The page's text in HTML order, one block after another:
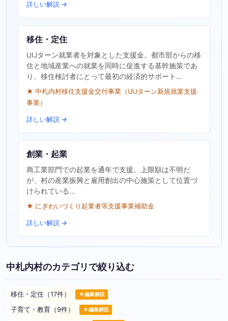
詳しい解説 →
移住・定住
UIJターン就業者を対象とした支援金。都市部からの移
住と地域産業への就業を同時に促進する基幹施策であ
り、移住検討者にとって最初の経済的サポート…
★ 中札内村移住支援金交付事業（UIJターン新規就業支援
事業）
詳しい解説 →
創業・起業
商工業部門での起業を通年で支援。上限額は不明だ
が、村の産業振興と雇用創出の中心施策として位置づ
けられている…
★ にぎわいづくり起業者等支援事業補助金
詳しい解説 →
中札内村のカテゴリで絞り込む
移住・定住（17件） ★編集解説
子育て・教育（9件） ★編集解説